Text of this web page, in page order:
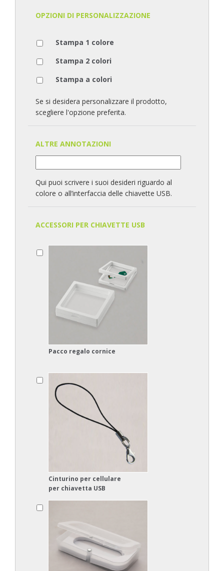
OPZIONI DI PERSONALIZZAZIONE
Stampa 1 colore
Stampa 2 colori
Stampa a colori
Se si desidera personalizzare il prodotto,
scegliere l'opzione preferita.
ALTRE ANNOTAZIONI
Qui puoi scrivere i suoi desideri riguardo al
colore o all’interfaccia delle chiavette USB.
ACCESSORI PER CHIAVETTE USB
Pacco regalo cornice
Cinturino per cellulare
per chiavetta USB